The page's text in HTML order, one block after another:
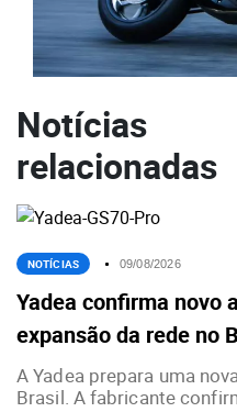
Notícias
relacionadas
NOTÍCIAS 09/08/2026
Yadea confirma novo
expansão da rede no
A Yadea prepara uma
Brasil. A fabricante